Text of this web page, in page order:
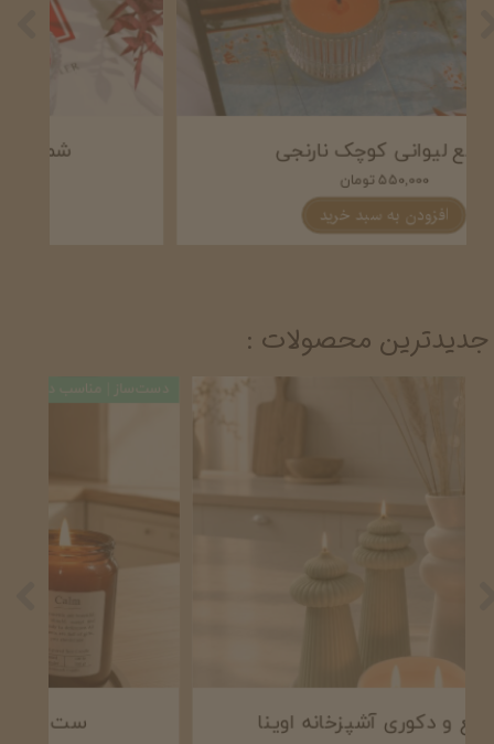
شمع لیوانی کوچک نارنجی
افزودن به سبد خرید
ست شمع و دکوری آشپزخانه اوینا
جدیدترین محصولات :